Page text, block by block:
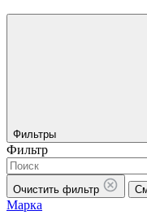
Фильтры
Фильтр
Очистить фильтр
Марка